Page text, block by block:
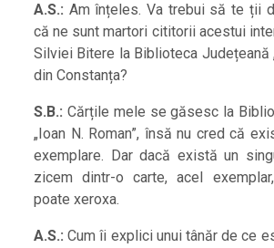
A.S.: Am înțeles. Va trebui să te ții
că ne sunt martori cititorii acestui
Silviei Bitere la Biblioteca Județeană
din Constanța?
S.B.: Cărțile mele se găsesc la
„Ioan N. Roman”, însă nu cred că
exemplare. Dar dacă există un
zicem dintr-o carte, acel
poate xeroxa.
A.S.: Cum îi explici unui tânăr de ce